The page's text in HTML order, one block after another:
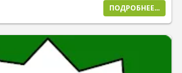
ПОДРОБНЕЕ...